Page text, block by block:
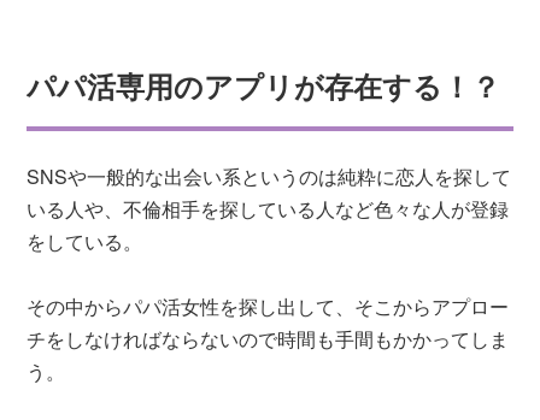
パパ活専用のアプリが存在する！？
SNSや一般的な出会い系というのは純粋に恋人を探して
いる人や、不倫相手を探している人など色々な人が登録
をしている。
その中からパパ活女性を探し出して、そこからアプロー
チをしなければならないので時間も手間もかかってしま
う。